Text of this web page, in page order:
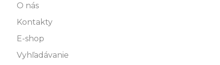
O nás
Kontakty
E-shop
Vyhľadávanie